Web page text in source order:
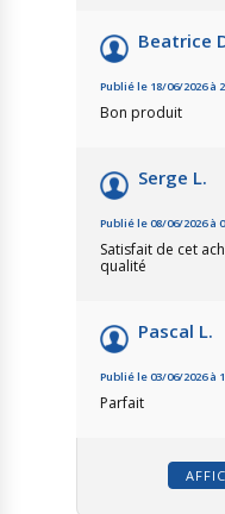
Beatrice
Publié le 18/06/2026 à
Bon produit
Serge L.
Publié le 08/06/2026 à
Satisfait de cet
qualité
Pascal L.
Publié le 03/06/2026 à
Parfait